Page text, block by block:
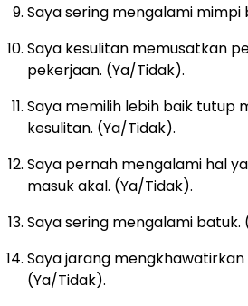
Saya sering mengalami mimpi
Saya kesulitan memusatkan
pekerjaan. (Ya/Tidak).
Saya memilih lebih baik tutup
kesulitan. (Ya/Tidak).
Saya pernah mengalami hal
masuk akal. (Ya/Tidak).
Saya sering mengalami batuk.
Saya jarang
(Ya/Tidak).